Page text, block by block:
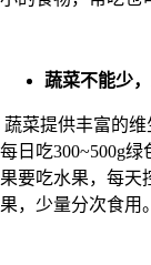
蔬菜不能少
蔬菜提供丰富的
每日吃300~500g
果要吃水果，每天
果，少量分次食用。